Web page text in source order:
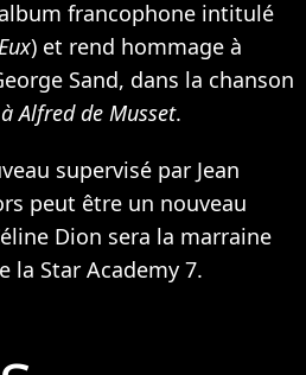
francophone intitulé
) et rend hommage à
Sand, dans la chanson
Alfred de Musset.
supervisé par Jean
peut être un nouveau
Dion sera la marraine
la Star Academy 7.